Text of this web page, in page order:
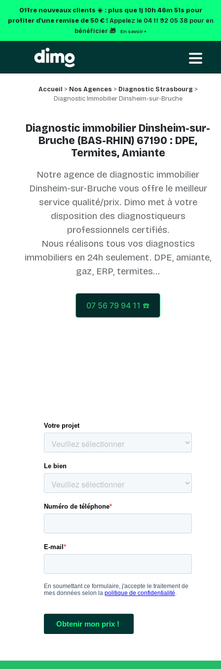
Offre nouveaux clients ☀️ : plus que 1j 10h 46m 51s pour
profiter d'une remise de 50 € ! Appelez le 04 11 92 05 38 pour en
bénéficier 🎁
En savoir +
Accueil > Nos Agences > Diagnostic Strasbourg >
Diagnostic Immobilier Dinsheim-sur-Bruche
Diagnostic immobilier Dinsheim-sur-
Bruche (BAS-RHIN) 67190 : DPE,
Termites, Amiante
Notre agence de diagnostic immobilier
Dinsheim-sur-Bruche vous offre le meilleur
service qualité/prix. Dimo met à votre
disposition des diagnostiqueurs
professionnels certifiés.
Nous réalisons tous vos diagnostics
immobiliers en 24h seulement. DPE, amiante,
07 56 79 94 11 ☎️